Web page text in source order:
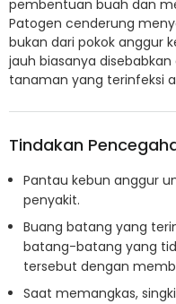
pembentuan buah dan
Patogen cenderung
bukan dari pokok anggur
jauh biasanya
tanaman yang terinfeksi
Tindakan
Pantau kebun anggur
penyakit.
Buang batang yang
batang-batang yang
tersebut dengan
Saat memangkas,